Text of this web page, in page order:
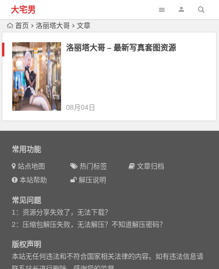
大宅男
首页 洛丽塔大哥 文章
洛丽塔大哥 – 最新写真套图资源
08月04日
常用功能
站点地图 热门标签
文章归档
本站帮助
解压说明
常见问题
1：资源分享失效了，无法下载？
2：压缩包解压失败，无法解压？不知道解压密码？
版权声明
本站无任何违法和不符合国家相关法律的内容。如有违法信息请